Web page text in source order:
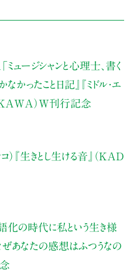
「ミュージシャンと心理士、書く
かったこと日記』『ミドル・エ
）W刊行記念
） 『生きとし生ける音』（KAD
語化の時代に私という生き様
ぜあなたの感想はふつうなの